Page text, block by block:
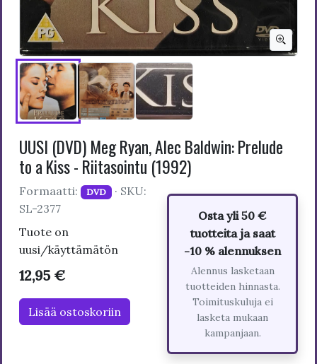
UUSI (DVD) Meg Ryan, Alec Baldwin: Prelude
to a Kiss - Riitasointu (1992)
Formaatti: DVD · SKU:
SL-2377
Tuote on
uusi/käyttämätön
12,95 €
Lisää ostoskoriin
Osta yli 50 €
tuotteita ja saat
-10 % alennuksen
Alennus lasketaan
tuotteiden hinnasta.
Toimituskuluja ei
lasketa mukaan
kampanjaan.